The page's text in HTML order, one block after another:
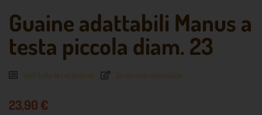
Guaine adattabili Manus a
testa piccola diam. 23
Vedi tutte le recensioni Scrivi una recensione
23,90 €